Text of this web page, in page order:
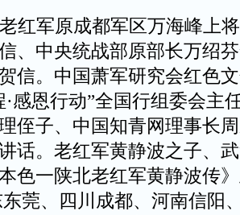
红军原成都军区万海峰上
、中央统战部原部长万绍
信。中国萧军研究会红色
·感恩行动”全国行组委会主
侄子、中国知青网理事长
话。老红军黄静波之子、
色一陕北老红军黄静波传
莞、四川成都、河南信阳